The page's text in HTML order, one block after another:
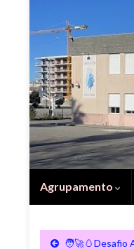
Agrupamento
🧑‍🚀🥚Desafio